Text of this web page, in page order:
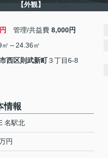
【外観】
管理/共益費 8,000円
～24.36㎡
西区則武新町３丁目6-8
情報
名駅北
円